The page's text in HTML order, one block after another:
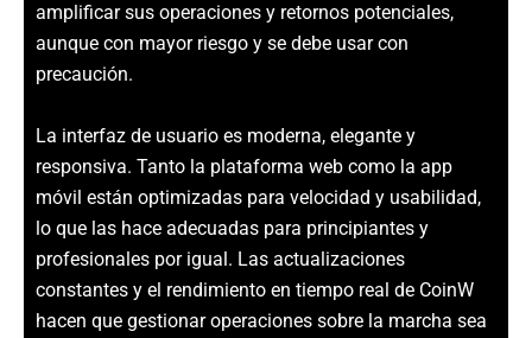
amplificar sus operaciones y retornos potenciales,
aunque con mayor riesgo y se debe usar con
precaución.
La interfaz de usuario es moderna, elegante y
responsiva. Tanto la plataforma web como la app
móvil están optimizadas para velocidad y usabilidad,
lo que las hace adecuadas para principiantes y
profesionales por igual. Las actualizaciones
constantes y el rendimiento en tiempo real de CoinW
hacen que gestionar operaciones sobre la marcha sea